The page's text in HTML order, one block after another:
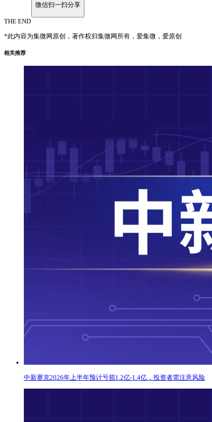
微信扫一扫分享
THE END
*此内容为集微网原创，著作权归集微网所有，爱集微，爱原创
相关推荐
中新赛克2026年上半年预计亏损1.2亿-1.4亿，投资者需注意风险